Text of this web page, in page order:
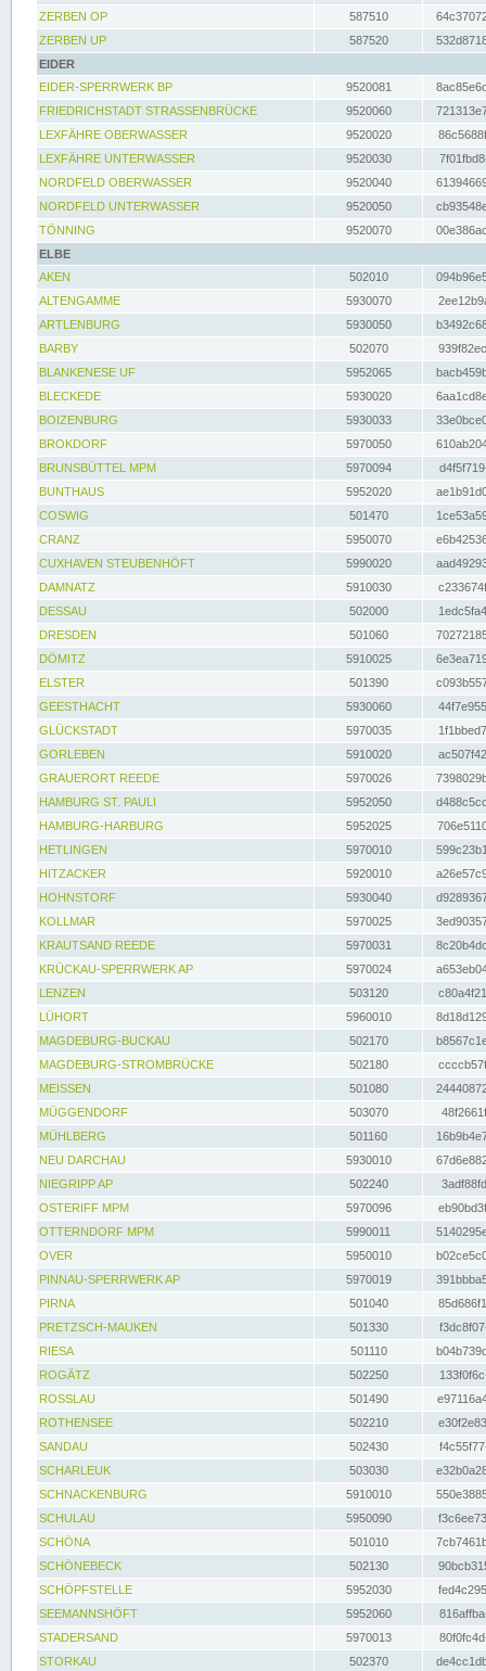
ZERBEN OP
587510
ZERBEN UP
587520
EIDER
EIDER-SPERRWERK BP
9520081
FRIEDRICHSTADT STRASSENBRÜCKE
9520060
LEXFÄHRE OBERWASSER
9520020
LEXFÄHRE UNTERWASSER
9520030
NORDFELD OBERWASSER
9520040
NORDFELD UNTERWASSER
9520050
TÖNNING
9520070
ELBE
AKEN
502010
ALTENGAMME
5930070
ARTLENBURG
5930050
BARBY
502070
BLANKENESE UF
5952065
BLECKEDE
5930020
BOIZENBURG
5930033
BROKDORF
5970050
BRUNSBÜTTEL MPM
5970094
BUNTHAUS
5952020
COSWIG
501470
CRANZ
5950070
CUXHAVEN STEUBENHÖFT
5990020
DAMNATZ
5910030
DESSAU
502000
DRESDEN
501060
DÖMITZ
5910025
ELSTER
501390
GEESTHACHT
5930060
GLÜCKSTADT
5970035
GORLEBEN
5910020
GRAUERORT REEDE
5970026
HAMBURG ST. PAULI
5952050
HAMBURG-HARBURG
5952025
HETLINGEN
5970010
HITZACKER
5920010
HOHNSTORF
5930040
KOLLMAR
5970025
KRAUTSAND REEDE
5970031
KRÜCKAU-SPERRWERK AP
5970024
LENZEN
503120
LÜHORT
5960010
MAGDEBURG-BUCKAU
502170
MAGDEBURG-STROMBRÜCKE
502180
MEISSEN
501080
MÜGGENDORF
503070
MÜHLBERG
501160
NEU DARCHAU
5930010
NIEGRIPP AP
502240
OSTERIFF MPM
5970096
OTTERNDORF MPM
5990011
OVER
5950010
PINNAU-SPERRWERK AP
5970019
PIRNA
501040
PRETZSCH-MAUKEN
501330
RIESA
501110
ROGÄTZ
502250
ROSSLAU
501490
ROTHENSEE
502210
SANDAU
502430
SCHARLEUK
503030
SCHNACKENBURG
5910010
SCHULAU
5950090
SCHÖNA
501010
SCHÖNEBECK
502130
SCHÖPFSTELLE
5952030
SEEMANNSHÖFT
5952060
STADERSAND
5970013
STORKAU
502370